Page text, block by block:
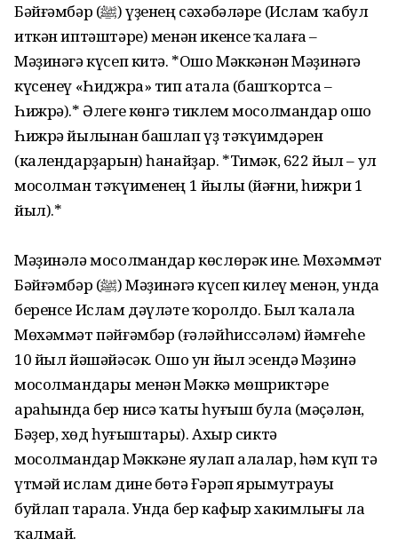
Бәйғәмбәр (ﷺ) үҙенең сәхәбәләре (Ислам ҡабул
иткән иптәштәре) менән икенсе ҡалаға –
Мәҙинәгә күсеп китә. *Ошо Мәккәнән Мәҙинәгә
күсенеү «Һиджра» тип атала (башҡортса –
Һижрә).* Әлеге көнгә тиклем мосолмандар ошо
Һижрә йылынан башлап үҙ тәҡүимдәрен
(календарҙарын) һанайҙар. *Тимәк, 622 йыл – ул
мосолман тәҡүименең 1 йылы (йәғни, һижри 1
йыл).*
Мәҙинәлә мосолмандар көслөрәк ине. Мөхәммәт
Бәйғәмбәр (ﷺ) Мәҙинәгә күсеп килеү менән, унда
беренсе Ислам дәүләте ҡоролдо. Был ҡалала
Мөхәммәт пәйғәмбәр (ғәләйһиссәләм) йәмғеһе
10 йыл йәшәйәсәк. Ошо ун йыл эсендә Мәҙинә
мосолмандары менән Мәккә мөшриктәре
араһында бер нисә ҡаты һуғыш була (мәҫәлән,
Бәҙер, Өхөд һуғыштары). Ахыр сиктә
мосолмандар Мәккәне яулап алалар, һәм күп тә
үтмәй ислам дине бөтә Ғәрәп ярымутрауы
буйлап тарала. Унда бер кафыр хакимлығы ла
ҡалмай.